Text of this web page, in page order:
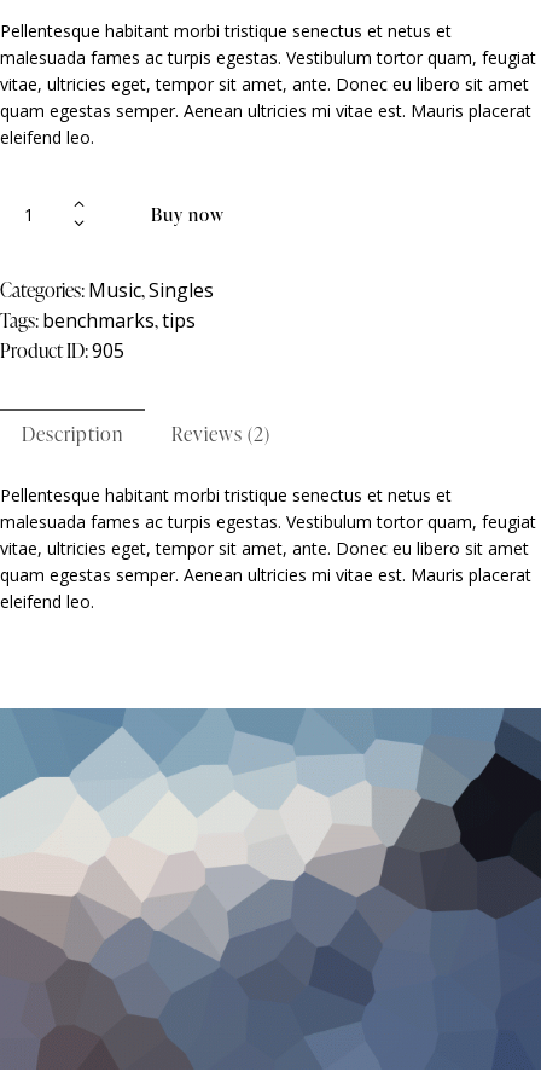
based
on
custom
ratings
Pellentesque habitant morbi tristique senectus et netus et
malesuada fames ac turpis egestas. Vestibulum tortor quam, feugiat
vitae, ultricies eget, tempor sit amet, ante. Donec eu libero sit amet
quam egestas semper. Aenean ultricies mi vitae est. Mauris placerat
eleifend leo.
Buy now
Categories:Music,Singles
Tags:benchmarks,tips
Product ID:905
Description Reviews (2)
Pellentesque habitant morbi tristique senectus et netus et
malesuada fames ac turpis egestas. Vestibulum tortor quam, feugiat
vitae, ultricies eget, tempor sit amet, ante. Donec eu libero sit amet
quam egestas semper. Aenean ultricies mi vitae est. Mauris placerat
eleifend leo.